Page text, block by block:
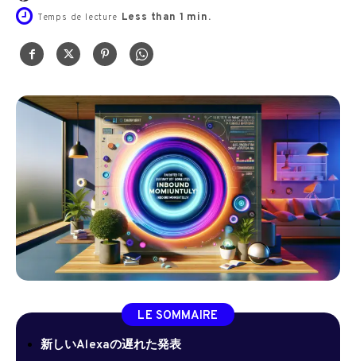
Temps de lecture Less than 1 min.
LE SOMMAIRE
新しいAlexaの遅れた発表